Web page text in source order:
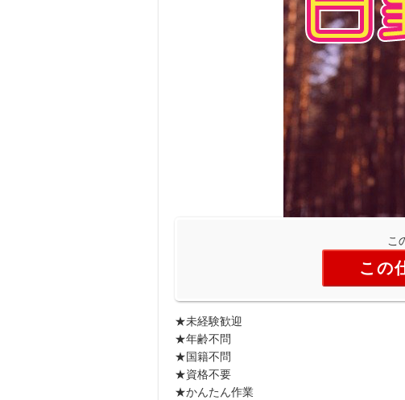
こ
この
★未経験歓迎
★年齢不問
★国籍不問
★資格不要
★かんたん作業